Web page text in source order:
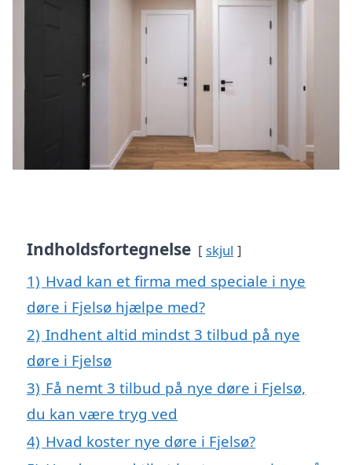
Indholdsfortegnelse skjul
1) Hvad kan et firma med speciale i nye
døre i Fjelsø hjælpe med?
2) Indhent altid mindst 3 tilbud på nye
døre i Fjelsø
3) Få nemt 3 tilbud på nye døre i Fjelsø,
du kan være tryg ved
4) Hvad koster nye døre i Fjelsø?